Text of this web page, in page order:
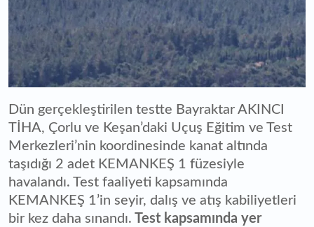
Dün gerçekleştirilen testte Bayraktar AKINCI
TİHA, Çorlu ve Keşan’daki Uçuş Eğitim ve Test
Merkezleri’nin koordinesinde kanat altında
taşıdığı 2 adet KEMANKEŞ 1 füzesiyle
havalandı. Test faaliyeti kapsamında
KEMANKEŞ 1’in seyir, dalış ve atış kabiliyetleri
bir kez daha sınandı. Test kapsamında yer